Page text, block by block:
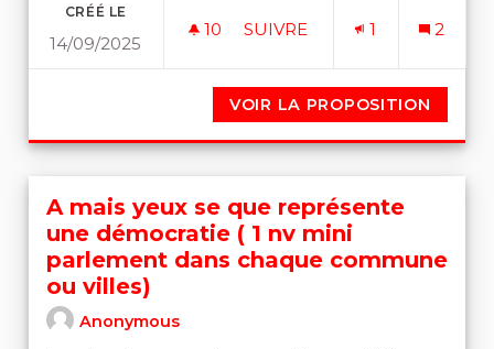
CRÉÉ LE
14/09/2025
10 10 ABONNÉS
SUIVRE 1 2
VOIR LA PROPOSITION
A mais yeux se que représente
une démocratie ( 1 nv mini
parlement dans chaque commune
ou villes)
Anonymous